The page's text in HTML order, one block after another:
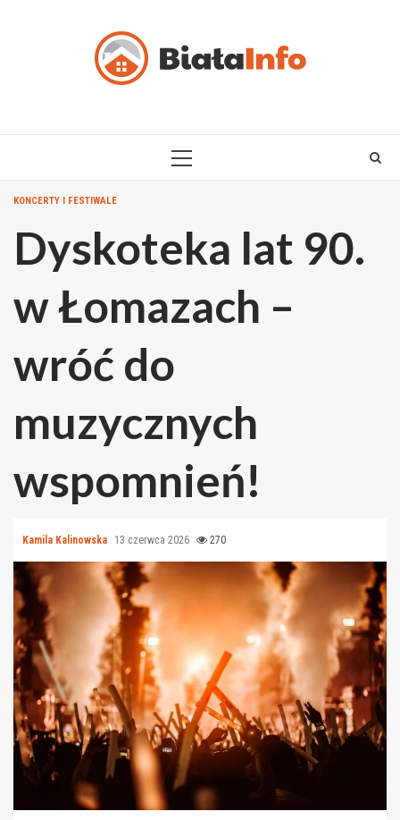
PRIMARY
KONCERTY I FESTIWALE
Dyskoteka lat 90.
w Łomazach –
wróć do
muzycznych
wspomnień!
Kamila Kalinowska 13 czerwca 2026 270